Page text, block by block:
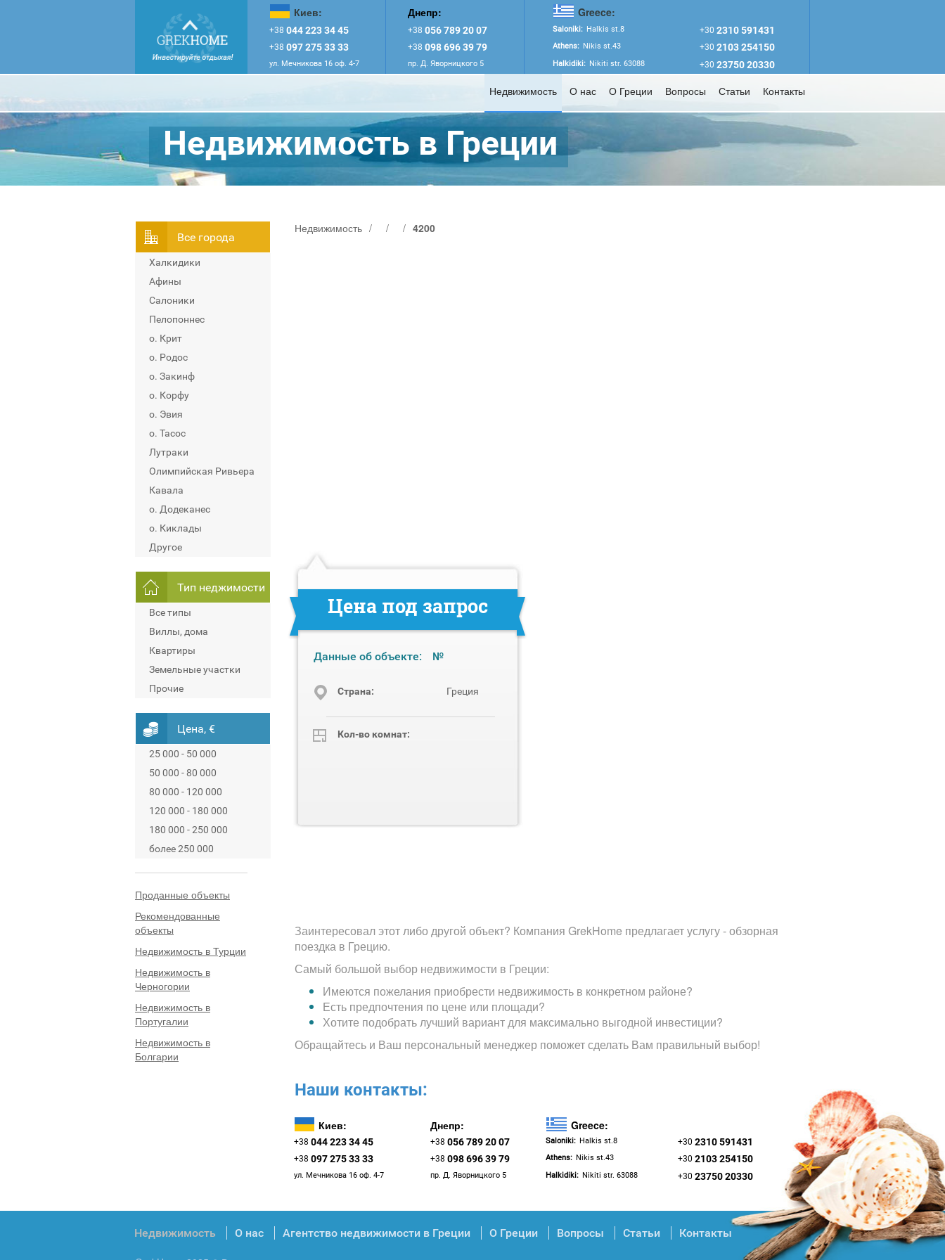
Киев: Днепр: Greece:
+38 044 223 34 45 +38 056 789 20 07 Saloniki: Halkis st.8 +30 2310 591431
+38 097 275 33 33 +38 098 696 39 79 Athens: Nikis st.43 +30 2103 254150
ул. Мечникова 16 оф. 4-7 пр. Д. Яворницкого 5 Halkidiki: Nikiti str. 63088 +30 23750 20330
Недвижимость О нас О Греции Вопросы Статьи Контакты
Недвижимость в Греции
Всe города
Халкидики
Афины
Салоники
Пелопоннес
о. Крит
о. Родос
о. Закинф
о. Корфу
о. Эвия
о. Тасос
Лутраки
Олимпийская Ривьера
Кавала
о. Додеканес
о. Киклады
Другое
Тип неджимости
Все типы
Виллы, дома
Квартиры
Земельные участки
Прочие
Цена, €
25 000 - 50 000
50 000 - 80 000
80 000 - 120 000
120 000 - 180 000
180 000 - 250 000
более 250 000
Проданные объекты
Рекомендованные
объекты
Недвижимость в Турции
Недвижимость в
Черногории
Недвижимость в
Португалии
Недвижимость в
Болгарии
Недвижимость / / / 4200
Цена под запрос
Данные об объекте: №
Cтрана: Греция
Кол-во комнат:
Заинтересовал этот либо другой объект? Компания GrekHome предлагает услугу - обзорная
поездка в Грецию.
Самый большой выбор недвижимости в Греции:
Имеются пожелания приобрести недвижимость в конкретном районе?
Есть предпочтения по цене или площади?
Хотите подобрать лучший вариант для максимально выгодной инвестиции?
Обращайтесь и Ваш персональный менеджер поможет сделать Вам правильный выбор!
Наши контакты:
Киев: Днепр: Greece:
+38 044 223 34 45 +38 056 789 20 07 Saloniki: Halkis st.8 +30 2310 591431
+38 097 275 33 33 +38 098 696 39 79 Athens: Nikis st.43 +30 2103 254150
ул. Мечникова 16 оф. 4-7 пр. Д. Яворницкого 5 Halkidiki: Nikiti str. 63088 +30 23750 20330
Недвижимость О нас Агентство недвижимости в Греции О Греции Вопросы Статьи Контакты